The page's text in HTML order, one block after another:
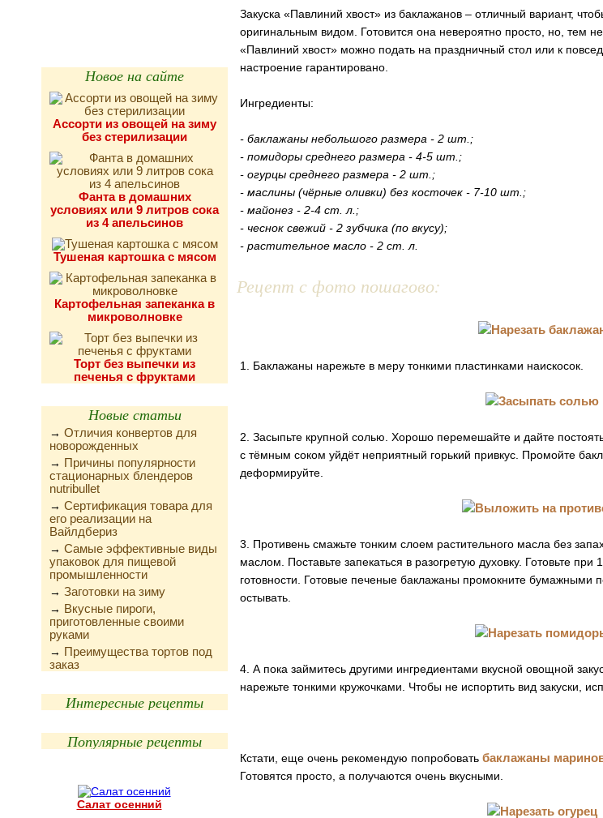
Новое на сайте
Ассорти из овощей на зиму
без стерилизации
Фанта в домашних
условиях или 9 литров сока
из 4 апельсинов
Тушеная картошка с мясом
Картофельная запеканка в
микроволновке
Торт без выпечки из
печенья с фруктами
Новые статьи
→ Отличия конвертов для
новорожденных
→ Причины популярности
стационарных блендеров
nutribullet
→ Сертификация товара для
его реализации на
Вайлдбериз
→ Самые эффективные виды
упаковок для пищевой
промышленности
→ Заготовки на зиму
→ Вкусные пироги,
приготовленные своими
руками
→ Преимущества тортов под
заказ
Интересные рецепты
Популярные рецепты
Салат осенний
Закуска «Павлиний хвост» из баклажанов – отличный вариант,
оригинальным видом. Готовится она невероятно просто, но, тем
«Павлиний хвост» можно подать на праздничный стол или к
настроение гарантировано.
Ингредиенты:
- баклажаны небольшого размера - 2 шт.;
- помидоры среднего размера - 4-5 шт.;
- огурцы среднего размера - 2 шт.;
- маслины (чёрные оливки) без косточек - 7-10 шт.;
- майонез - 2-4 ст. л.;
- чеснок свежий - 2 зубчика (по вкусу);
- растительное масло - 2 ст. л.
Рецепт с фото пошагово:
1. Баклажаны нарежьте в меру тонкими пластинками наискосок.
2. Засыпьте крупной солью. Хорошо перемешайте и дайте
с тёмным соком уйдёт неприятный горький привкус. Промойте
деформируйте.
3. Противень смажьте тонким слоем растительного масла без
маслом. Поставьте запекаться в разогретую духовку. Готовьте
готовности. Готовые печеные баклажаны промокните бумажными
остывать.
4. А пока займитесь другими ингредиентами вкусной овощной
нарежьте тонкими кружочками. Чтобы не испортить вид закуски,
Кстати, еще очень рекомендую попробовать баклажаны
Готовятся просто, а получаются очень вкусными.